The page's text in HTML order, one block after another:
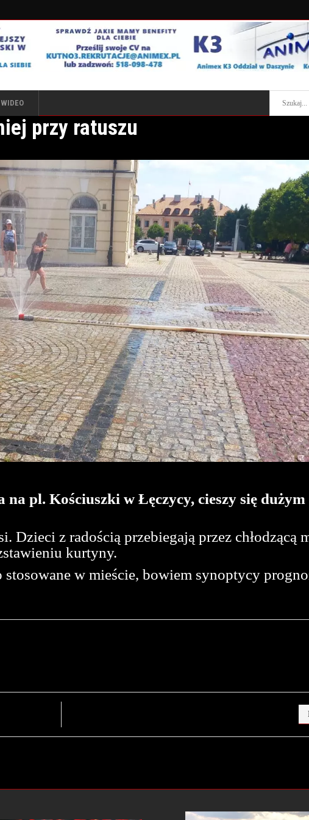
WIDEO
przy ratuszu
pl. Kościuszki w Łęczycy, cieszy się dużym
Dzieci z radością przebiegają przez chłodzącą
kurtyny.
w mieście, bowiem synoptycy